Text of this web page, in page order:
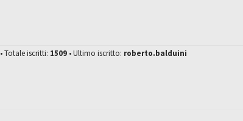
• Totale iscritti: 1509 • Ultimo iscritto: roberto.balduini